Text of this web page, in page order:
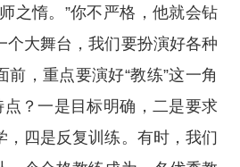
之惰。”你不严格，他就会钻
个大舞台，我们要扮演好各种
，重点要演好“教练”这一角
点？一是目标明确，二是要求
，四是反复训练。有时，我们